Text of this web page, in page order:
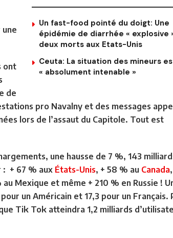
Un fast-food pointé du doigt: Une
épidémie de diarrhée « explosive
deux morts aux Etats-Unis
Ceuta: La situation des mineurs
« absolument intenable »
une
ont
de
pro Navalny et des messages
lors de l’assaut du Capitole. Tout est
une hausse de 7 %, 143
: + 67 % aux États-Unis, + 58 % au Canada
Mexique et même + 210 % en Russie !
un Américain et 17,3 pour un Français.
Tik Tok atteindra 1,2 milliards